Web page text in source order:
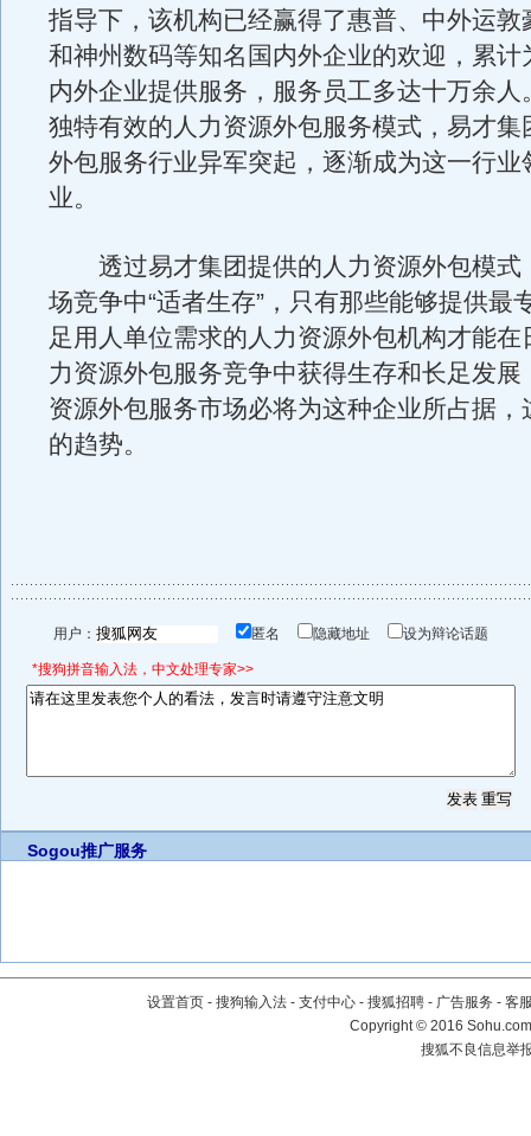
指导下，该机构已经赢得了惠普、中外运敦
和神州数码等知名国内外企业的欢迎，累
内外企业提供服务，服务员工多达十万余人
独特有效的人力资源外包服务模式，易才集
外包服务行业异军突起，逐渐成为这一行业
业。
透过易才集团提供的人力资源外包模式
场竞争中“适者生存”，只有那些能够提供最
足用人单位需求的人力资源外包机构才能在
力资源外包服务竞争中获得生存和长足发展
资源外包服务市场必将为这种企业所占据，
的趋势。
用户： 匿名 隐藏地址 设为辩论话题
*搜狗拼音输入法，中文处理专家>>
Sogou推广服务
设置首页 - 搜狗输入法 - 支付中心 - 搜狐招聘 - 广告服务 - 客
Copyright©2016
搜狐不良信息举